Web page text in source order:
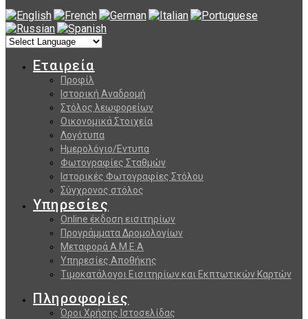
Εταιρεία
Προφίλ
Ιστορική Αναδρομή
Στόλος λεωφορείων
Οικονομικά Στοιχεία
Λογότυπα
Ημερολόγιο/Εντυπα
Φωτογραφίες Σταθμών
Ιστορικές Φωτογραφίες Στόλου
Σύγχρονος στόλος
Υπηρεσίες
Online έκδοση εισιτηρίων
Προγράμματα Δρομολογίων
Μεταφορά Α.Μ.Ε.Α
Υπηρεσίες Αποθήκης
Τιμοκατάλογοι Εισιτηρίων και Εκπτωτικών Καρτών
Πληροφορίες
Όροι Χρήσης Ιστοσελίδας